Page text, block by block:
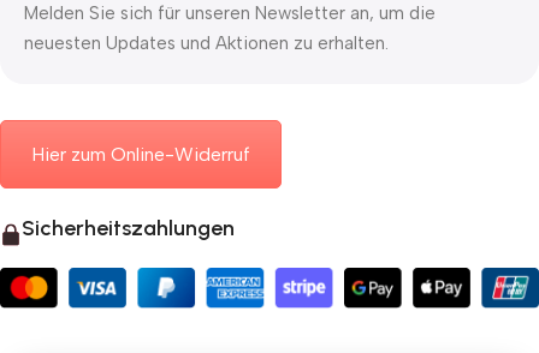
Melden Sie sich für unseren Newsletter an, um die
neuesten Updates und Aktionen zu erhalten.
Hier zum Online-Widerruf
Sicherheitszahlungen